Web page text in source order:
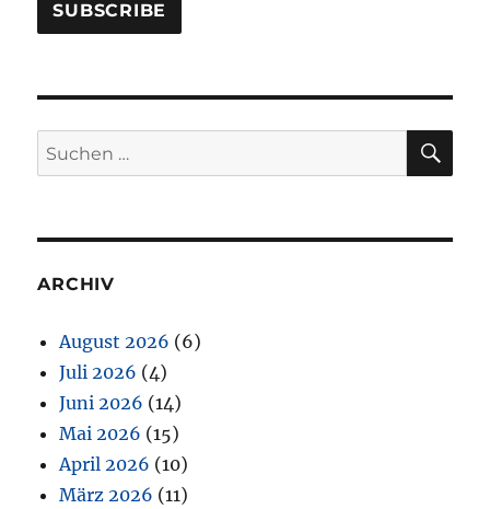
Suchen
nach:
ARCHIV
August 2026 (6)
Juli 2026 (4)
Juni 2026 (14)
Mai 2026 (15)
April 2026 (10)
März 2026 (11)